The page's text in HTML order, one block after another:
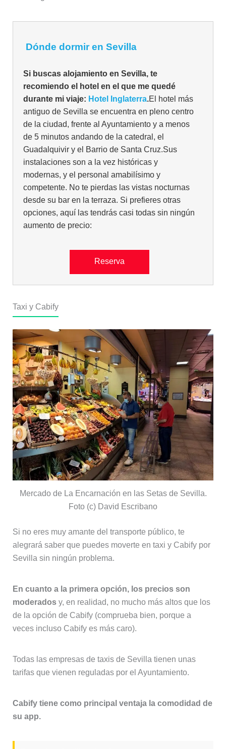
Dónde dormir en Sevilla
Si buscas alojamiento en Sevilla, te
recomiendo el hotel en el que me quedé
durante mi viaje: Hotel Inglaterra.El hotel más
antiguo de Sevilla se encuentra en pleno centro
de la ciudad, frente al Ayuntamiento y a menos
de 5 minutos andando de la catedral, el
Guadalquivir y el Barrio de Santa Cruz.Sus
instalaciones son a la vez históricas y
modernas, y el personal amabilísimo y
competente. No te pierdas las vistas nocturnas
desde su bar en la terraza. Si prefieres otras
opciones, aquí las tendrás casi todas sin ningún
aumento de precio:
Reserva
Taxi y Cabify
Mercado de La Encarnación en las Setas de Sevilla.
Foto (c) David Escribano
Si no eres muy amante del transporte público, te
alegrará saber que puedes moverte en taxi y Cabify por
Sevilla sin ningún problema.
En cuanto a la primera opción, los precios son
moderadosy, en realidad, no mucho más altos que los
de la opción de Cabify (comprueba bien, porque a
veces incluso Cabify es más caro).
Todas las empresas de taxis de Sevilla tienen unas
tarifas que vienen reguladas por el Ayuntamiento.
Cabify tiene como principal ventaja la comodidad de
su app.